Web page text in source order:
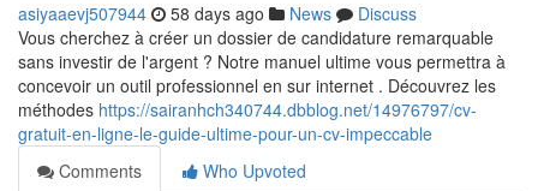
asiyaaevj507944 58 days ago News
Discuss
Vous cherchez à créer un dossier de candidature remarquable
sans investir de l'argent ? Notre manuel ultime vous permettra à
concevoir un outil professionnel en sur internet . Découvrez les
méthodes https://sairanhch340744.dbblog.net/14976797/cv-
gratuit-en-ligne-le-guide-ultime-pour-un-cv-impeccable
Comments
Who Upvoted